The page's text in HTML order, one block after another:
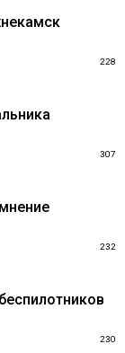
228
307
232
230